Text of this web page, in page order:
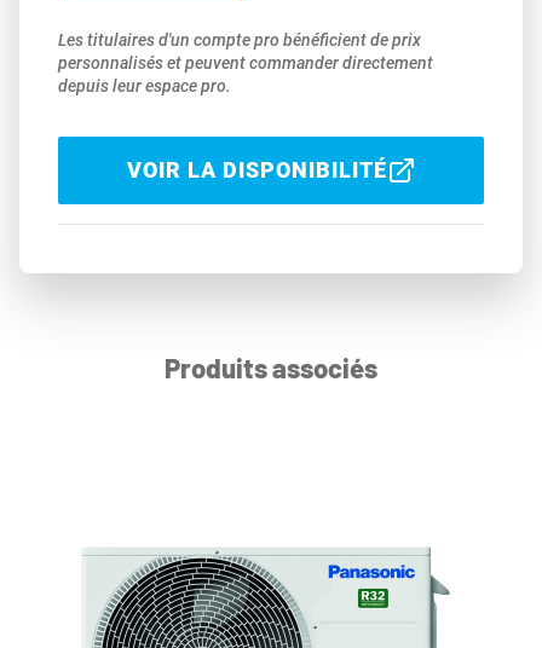
Les titulaires d'un compte pro bénéficient de prix
personnalisés et peuvent commander directement
depuis leur espace pro.
VOIR LA DISPONIBILITÉ
Produits associés